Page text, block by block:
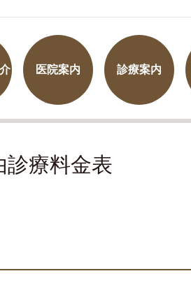
医院案内 診療案内
診療料金表